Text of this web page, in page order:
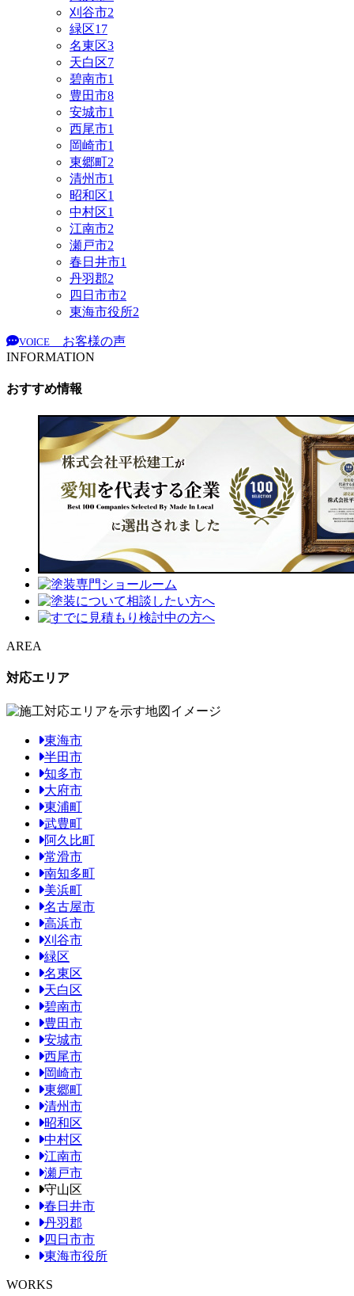
刈谷市2
緑区17
名東区3
天白区7
碧南市1
豊田市8
安城市1
西尾市1
岡崎市1
東郷町2
清州市1
昭和区1
中村区1
江南市2
瀬戸市2
春日井市1
丹羽郡2
四日市市2
東海市役所2
VOICE
お客様の声
INFORMATION
おすすめ情報
AREA
対応エリア
東海市
半田市
知多市
大府市
東浦町
武豊町
阿久比町
常滑市
南知多町
美浜町
名古屋市
高浜市
刈谷市
緑区
名東区
天白区
碧南市
豊田市
安城市
西尾市
岡崎市
東郷町
清州市
昭和区
中村区
江南市
瀬戸市
守山区
春日井市
丹羽郡
四日市市
東海市役所
WORKS